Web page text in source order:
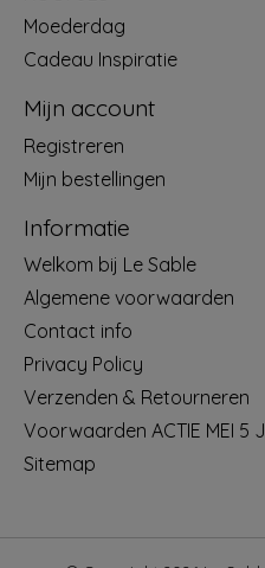
Moederdag
Cadeau Inspiratie
Mijn account
Registreren
Mijn bestellingen
Informatie
Welkom bij Le Sable
Algemene voorwaarden
Contact info
Privacy Policy
Verzenden & Retourneren
Voorwaarden ACTIE MEI 5
Sitemap